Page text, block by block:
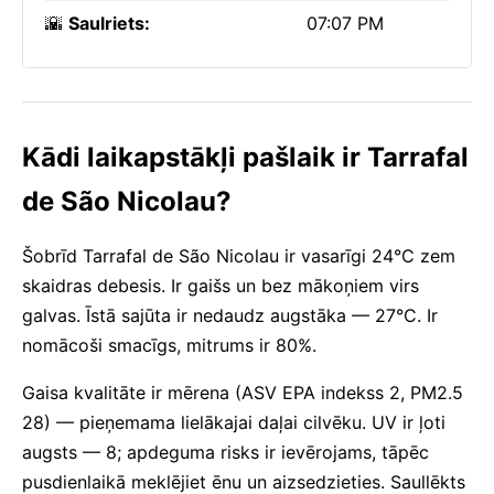
🌇 Saulriets: 07:07 PM
Kādi laikapstākļi pašlaik ir Tarrafal
de São Nicolau?
Šobrīd Tarrafal de São Nicolau ir vasarīgi 24°C zem
skaidras debesis. Ir gaišs un bez mākoņiem virs
galvas. Īstā sajūta ir nedaudz augstāka — 27°C. Ir
nomācoši smacīgs, mitrums ir 80%.
Gaisa kvalitāte ir mērena (ASV EPA indekss 2, PM2.5
28) — pieņemama lielākajai daļai cilvēku. UV ir ļoti
augsts — 8; apdeguma risks ir ievērojams, tāpēc
pusdienlaikā meklējiet ēnu un aizsedzieties. Saullēkts